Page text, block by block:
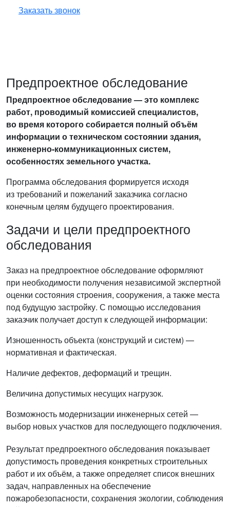
Заказать звонок
Предпроектное обследование
Предпроектное обследование — это комплекс
работ, проводимый комиссией специалистов,
во время которого собирается полный объём
информации о техническом состоянии здания,
инженерно-коммуникационных систем,
особенностях земельного участка.
Программа обследования формируется исходя
из требований и пожеланий заказчика согласно
конечным целям будущего проектирования.
Задачи и цели предпроектного
обследования
Заказ на предпроектное обследование оформляют
при необходимости получения независимой экспертной
оценки состояния строения, сооружения, а также места
под будущую застройку. С помощью исследования
заказчик получает доступ к следующей информации:
Изношенность объекта (конструкций и систем) —
нормативная и фактическая.
Наличие дефектов, деформаций и трещин.
Величина допустимых несущих нагрузок.
Возможность модернизации инженерных сетей —
выбор новых участков для последующего подключения.
Результат предпроектного обследования показывает
допустимость проведения конкретных строительных
работ и их объём, а также определяет список внешних
задач, направленных на обеспечение
пожаробезопасности, сохранения экологии, соблюдения